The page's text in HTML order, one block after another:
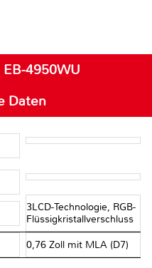
4950WU
Daten
3LCD-Technologie, RGB-
Flüssigkristallverschluss
0,76 Zoll mit MLA (D7)